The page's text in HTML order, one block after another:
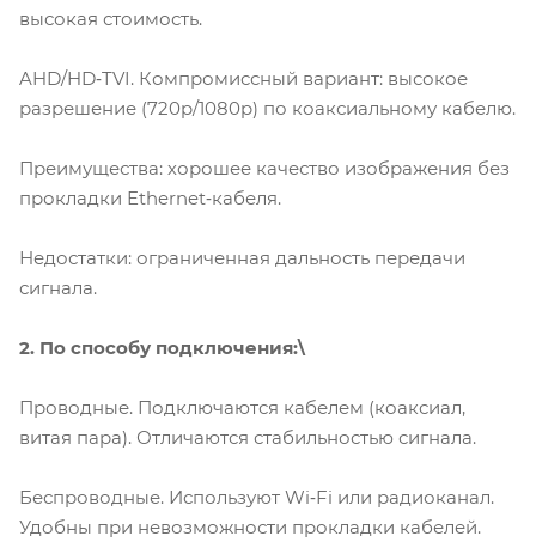
высокая стоимость.
AHD/HD‑TVI. Компромиссный вариант: высокое
разрешение (720p/1080p) по коаксиальному кабелю.
Преимущества: хорошее качество изображения без
прокладки Ethernet‑кабеля.
Недостатки: ограниченная дальность передачи
сигнала.
2. По способу подключения:\
Проводные. Подключаются кабелем (коаксиал,
витая пара). Отличаются стабильностью сигнала.
Беспроводные. Используют Wi‑Fi или радиоканал.
Удобны при невозможности прокладки кабелей.